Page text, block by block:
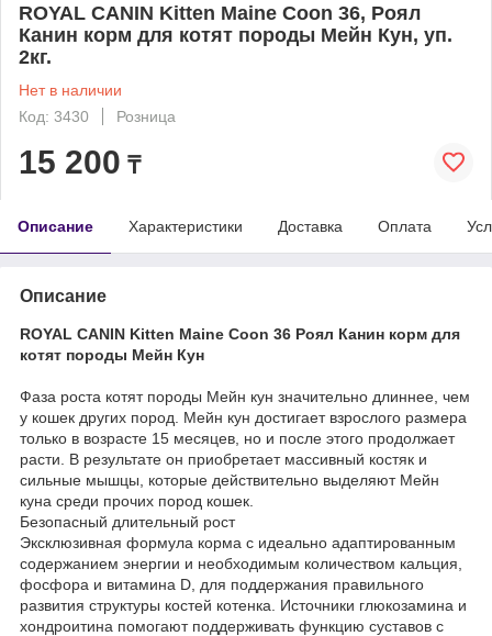
ROYAL CANIN Kitten Maine Coon 36, Роял
Канин корм для котят породы Мейн Кун, уп.
2кг.
Нет в наличии
Код: 3430
Розница
15 200 ₸
Описание Характеристики Доставка Оплата
Описание
ROYAL CANIN Kitten Maine Coon 36 Роял Канин корм для
котят породы Мейн Кун
Фаза роста котят породы Мейн кун значительно длиннее, чем
у кошек других пород. Мейн кун достигает взрослого размера
только в возрасте 15 месяцев, но и после этого продолжает
расти. В результате он приобретает массивный костяк и
сильные мышцы, которые действительно выделяют Мейн
куна среди прочих пород кошек.
Безопасный длительный рост
Эксклюзивная формула корма с идеально адаптированным
содержанием энергии и необходимым количеством кальция,
фосфора и витамина D, для поддержания правильного
развития структуры костей котенка. Источники глюкозамина и
хондроитина помогают поддерживать функцию суставов с